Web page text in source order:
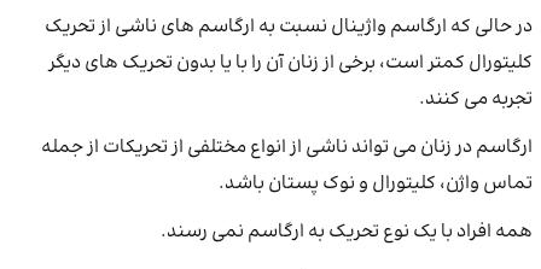
در حالی که ارگاسم واژینال نسبت به ارگاسم های ناشی از تحریک
کلیتورال کمتر است، برخی از زنان آن را با یا بدون تحریک های دیگر
تجربه می کنند.
ارگاسم در زنان می تواند ناشی از انواع مختلفی از تحریکات از جمله
تماس واژن، کلیتورال و نوک پستان باشد.
همه افراد با یک نوع تحریک به ارگاسم نمی رسند.